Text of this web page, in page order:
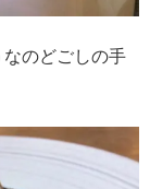
のどごしの手